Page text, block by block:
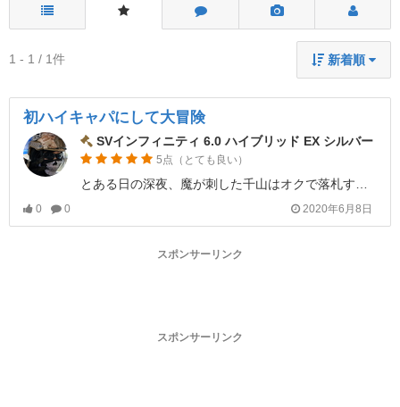
1 - 1 / 1件 新着順
初ハイキャパにして大冒険
SVインフィニティ 6.0 ハイブリッド EX シルバー
5点（とても良い）
0 0 2020年6月8日
スポンサーリンク
スポンサーリンク